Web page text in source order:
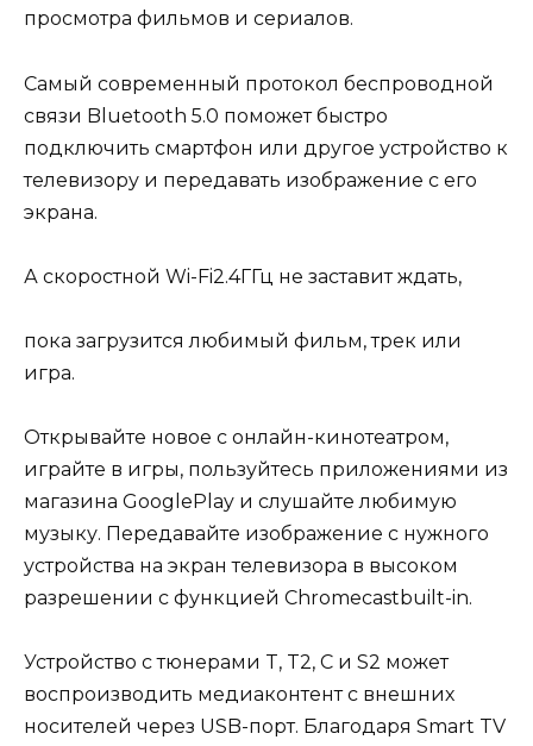
просмотра фильмов и сериалов.
Самый современный протокол беспроводной
связи Bluetooth 5.0 поможет быстро
подключить смартфон или другое устройство к
телевизору и передавать изображение с его
экрана.
А скоростной Wi-Fi2.4ГГц не заставит ждать,
пока загрузится любимый фильм, трек или
игра.
Открывайте новое с онлайн-кинотеатром,
играйте в игры, пользуйтесь приложениями из
магазина GooglePlay и слушайте любимую
музыку. Передавайте изображение с нужного
устройства на экран телевизора в высоком
разрешении с функцией Chromecastbuilt-in.
Устройство с тюнерами T, T2, C и S2 может
воспроизводить медиаконтент с внешних
носителей через USB-порт. Благодаря Smart TV